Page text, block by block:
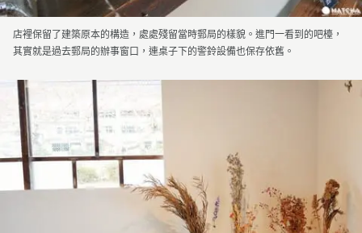
店裡保留了建築原本的構造，處處殘留當時郵局的樣貌。進門一看到的吧檯，
其實就是過去郵局的辦事窗口，連桌子下的警鈴設備也保存依舊。